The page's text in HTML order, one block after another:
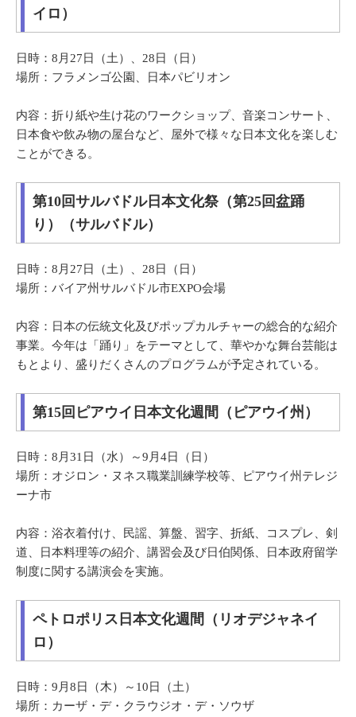
イロ）
日時：8月27日（土）、28日（日）
場所：フラメンゴ公園、日本パビリオン
内容：折り紙や生け花のワークショップ、音楽コンサート、
日本食や飲み物の屋台など、屋外で様々な日本文化を楽しむ
ことができる。
第10回サルバドル日本文化祭（第25回盆踊
り）（サルバドル）
日時：8月27日（土）、28日（日）
場所：バイア州サルバドル市EXPO会場
内容：日本の伝統文化及びポップカルチャーの総合的な紹介
事業。今年は「踊り」をテーマとして、華やかな舞台芸能は
もとより、盛りだくさんのプログラムが予定されている。
第15回ピアウイ日本文化週間（ピアウイ州）
日時：8月31日（水）～9月4日（日）
場所：オジロン・ヌネス職業訓練学校等、ピアウイ州テレジ
ーナ市
内容：浴衣着付け、民謡、算盤、習字、折紙、コスプレ、剣
道、日本料理等の紹介、講習会及び日伯関係、日本政府留学
制度に関する講演会を実施。
ペトロポリス日本文化週間（リオデジャネイ
ロ）
日時：9月8日（木）～10日（土）
場所：カーザ・デ・クラウジオ・デ・ソウザ